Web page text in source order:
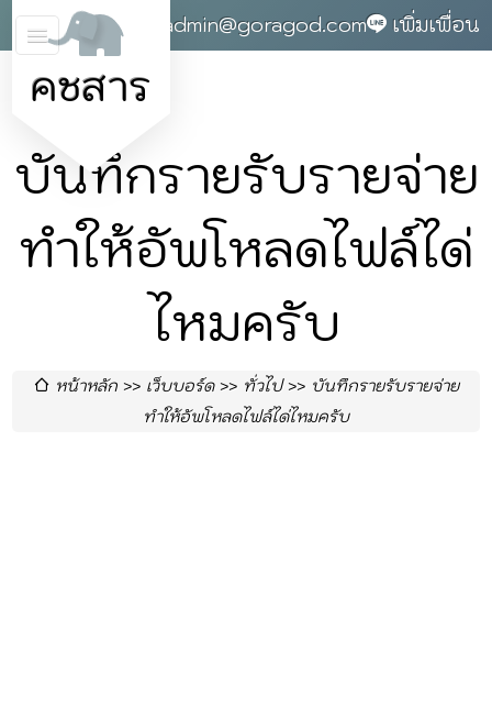
คชสาร
0868142004 admin@goragod.com เพิ่มเพื่อน
บันทึกรายรับรายจ่าย
ทำให้อัพโหลดไฟล์ได่
ไหมครับ
หน้าหลัก เว็บบอร์ด ทั่วไป
บันทึกรายรับรายจ่าย
ทำให้อัพโหลดไฟล์ได่ไหมครับ